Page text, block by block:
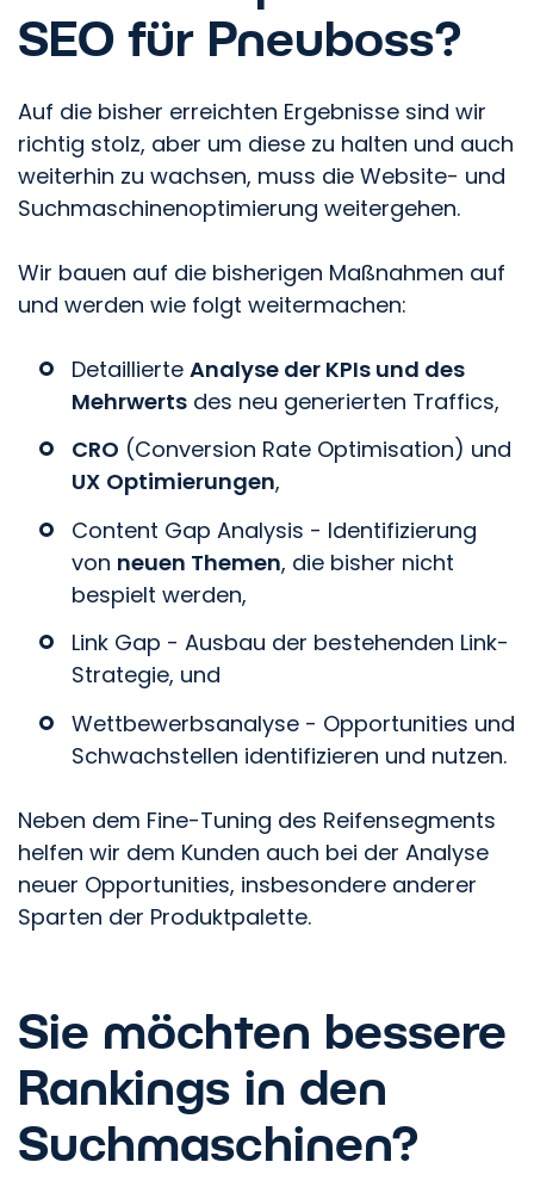
SEO für Pneuboss?
Auf die bisher erreichten Ergebnisse sind wir
richtig stolz, aber um diese zu halten und auch
weiterhin zu wachsen, muss die Website- und
Suchmaschinenoptimierung weitergehen.
Wir bauen auf die bisherigen Maßnahmen auf
und werden wie folgt weitermachen:
Detaillierte Analyse der KPIs und des
Mehrwerts des neu generierten Traffics,
CRO (Conversion Rate Optimisation) und
UX Optimierungen,
Content Gap Analysis - Identifizierung
von neuen Themen, die bisher nicht
bespielt werden,
Link Gap - Ausbau der bestehenden Link-
Strategie, und
Wettbewerbsanalyse - Opportunities und
Schwachstellen identifizieren und nutzen.
Neben dem Fine-Tuning des Reifensegments
helfen wir dem Kunden auch bei der Analyse
neuer Opportunities, insbesondere anderer
Sparten der Produktpalette.
Sie möchten bessere
Rankings in den
Suchmaschinen?